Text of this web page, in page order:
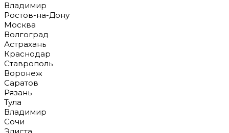
Владимир
Ростов-на-Дону
Москва
Волгоград
Астрахань
Краснодар
Ставрополь
Воронеж
Саратов
Рязань
Тула
Владимир
Сочи